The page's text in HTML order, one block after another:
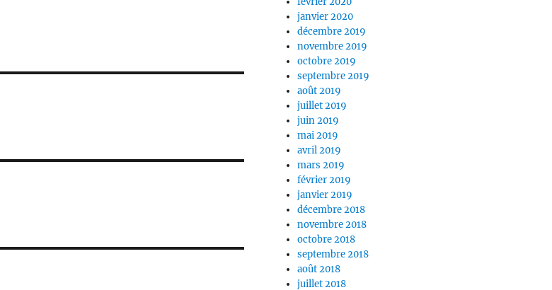
janvier 2020
décembre 2019
novembre 2019
octobre 2019
septembre 2019
août 2019
juillet 2019
juin 2019
mai 2019
avril 2019
mars 2019
février 2019
janvier 2019
décembre 2018
novembre 2018
octobre 2018
septembre 2018
août 2018
juillet 2018